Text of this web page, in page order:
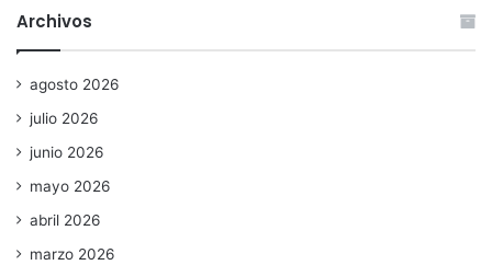
Archivos
agosto 2026
julio 2026
junio 2026
mayo 2026
abril 2026
marzo 2026